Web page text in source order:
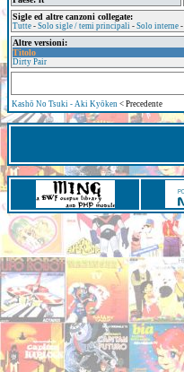
Sigle ed altre canzoni collegate:
Tutte - Solo sigle / temi principali - Solo interne -
Altre versioni:
Titolo
Dirty Pair
Kashō No Tsuki - Aki Kyōken < Precedente